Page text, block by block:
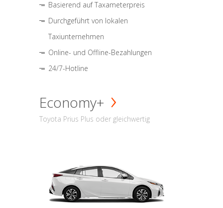
Basierend auf Taxameterpreis
Durchgeführt von lokalen
Taxiunternehmen
Online- und Offline-Bezahlungen
24/7-Hotline
Economy+
Toyota Prius Plus oder gleichwertig